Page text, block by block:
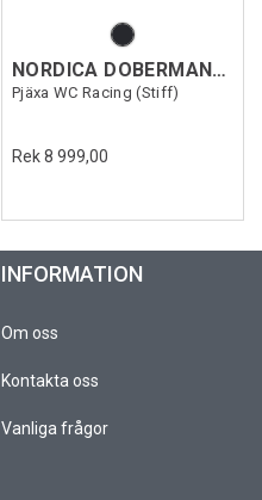
NORDICA DOBERMANN 5 RD S
Pjäxa WC Racing (Stiff)
Rek 8 999,00
INFORMATION
Om oss
Kontakta oss
Vanliga frågor